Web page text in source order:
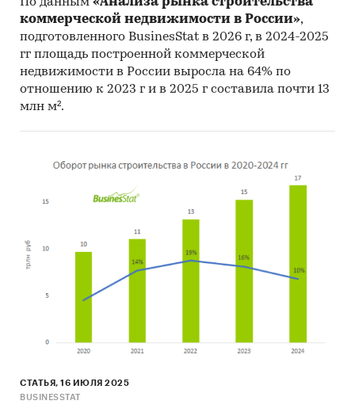
исследований может быть обновлено,
дополнено, расширено.
Категории: Строительство и недвижимость
Россия / Центральный федеральный округ /
Калужская область
коммерческой недвижимости в России»,
подготовленного BusinesStat в 2026 г, в 2024-2025
гг площадь построенной коммерческой
недвижимости в России выросла на 64% по
отношению к 2023 г и в 2025 г составила почти 13
млн м².
СТАТЬЯ, 16 ИЮЛЯ 2025
BUSINESSTAT